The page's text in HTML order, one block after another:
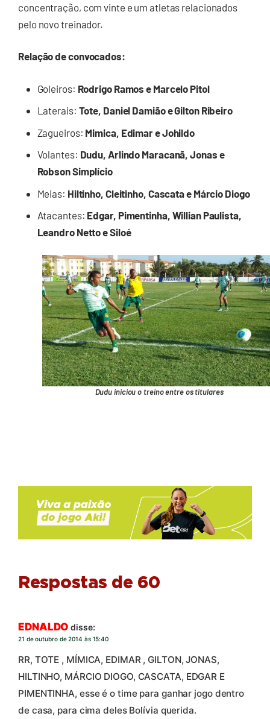
concentração, com vinte e um atletas relacionados
pelo novo treinador.
Relação de convocados:
Goleiros: Rodrigo Ramos e Marcelo Pitol
Laterais: Tote, Daniel Damião e Gilton Ribeiro
Zagueiros: Mimica, Edimar e Johildo
Volantes: Dudu, Arlindo Maracanã, Jonas e
Robson Simplício
Meias: Hiltinho, Cleitinho, Cascata e Márcio Diogo
Atacantes: Edgar, Pimentinha, Willian Paulista,
Leandro Netto e Siloé
Dudu iniciou o treino entre os titulares
Respostas de 60
EDNALDO disse:
21 de outubro de 2014 às 15:40
RR, TOTE , MÍMICA, EDIMAR , GILTON, JONAS,
HILTINHO, MÁRCIO DIOGO, CASCATA, EDGAR E
PIMENTINHA, esse é o time para ganhar jogo dentro
de casa, para cima deles Bolívia querida.